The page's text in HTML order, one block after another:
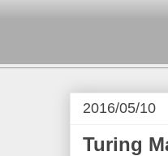
2016/05/10
Turing